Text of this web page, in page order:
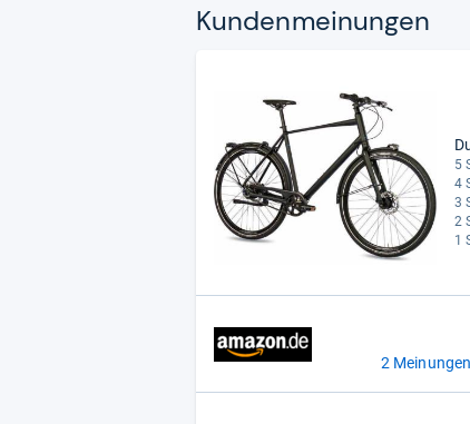
Kun­den­mei­nun­gen
5
4
3
2
1
2